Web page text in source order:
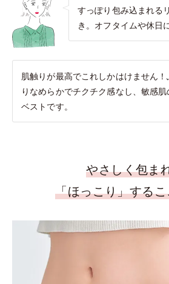
すっぽり包み込まれる
き。オフタイムや休日
肌触りが最高でこれしかはけません！
りなめらかでチクチク感なし、敏感肌
ベストです。
やさしく包ま
「ほっこり」する